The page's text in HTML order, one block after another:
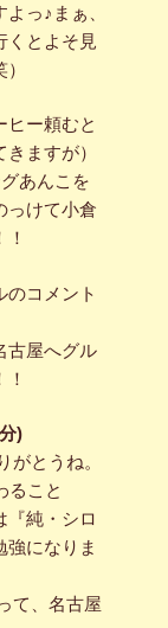
っ♪まぁ、
くとよそ見
ヒー頼むと
ますが）
あんこを
っけて小倉
コメント
古屋へグル
)
がとうね。
ること
『純・シロ
強になりま
て、名古屋